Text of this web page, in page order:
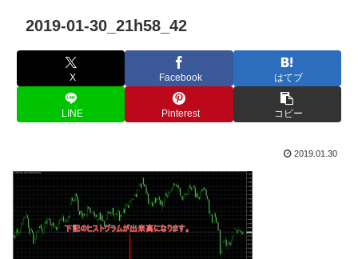
2019-01-30_21h58_42
X Facebook はてブ
LINE Pinterest コピー
2019.01.30